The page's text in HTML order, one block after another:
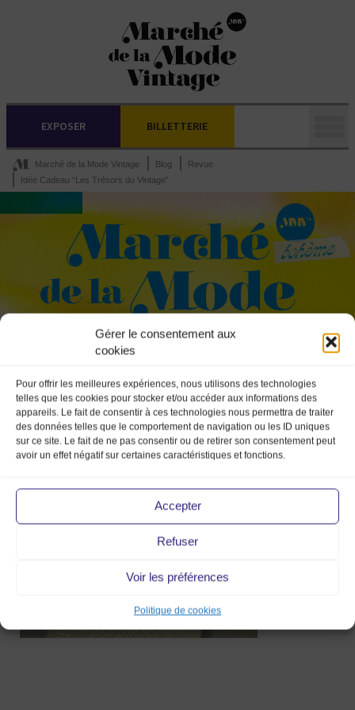
Gérer le consentement aux
cookies
Pour offrir les meilleures expériences, nous utilisons des technologies
telles que les cookies pour stocker et/ou accéder aux informations des
appareils. Le fait de consentir à ces technologies nous permettra de traiter
des données telles que le comportement de navigation ou les ID uniques
sur ce site. Le fait de ne pas consentir ou de retirer son consentement peut
avoir un effet négatif sur certaines caractéristiques et fonctions.
Accepter
Refuser
Voir les préférences
Politique de cookies
EXPOSER BILLETTERIE
Marché de la Mode Vintage Blog
Revue
Idée Cadeau “Les Trésors du Vintage”
3 Jan 2014